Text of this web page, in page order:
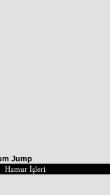
Jump